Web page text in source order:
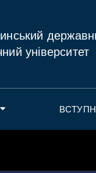
університет